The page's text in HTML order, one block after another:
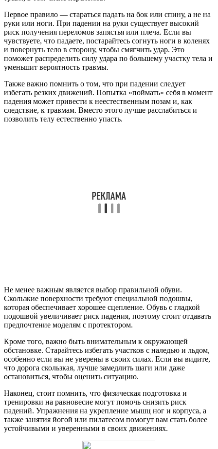
Первое правило — стараться падать на бок или спину, а не на
руки или ноги. При падении на руки существует высокий
риск получения переломов запястья или плеча. Если вы
чувствуете, что падаете, постарайтесь согнуть ноги в коленях
и повернуть тело в сторону, чтобы смягчить удар. Это
поможет распределить силу удара по большему участку тела и
уменьшит вероятность травмы.
Также важно помнить о том, что при падении следует
избегать резких движений. Попытка «поймать» себя в момент
падения может привести к неестественным позам и, как
следствие, к травмам. Вместо этого лучше расслабиться и
позволить телу естественно упасть.
Не менее важным является выбор правильной обуви.
Скользкие поверхности требуют специальной подошвы,
которая обеспечивает хорошее сцепление. Обувь с гладкой
подошвой увеличивает риск падения, поэтому стоит отдавать
предпочтение моделям с протектором.
Кроме того, важно быть внимательным к окружающей
обстановке. Старайтесь избегать участков с наледью и льдом,
особенно если вы не уверены в своих силах. Если вы видите,
что дорога скользкая, лучше замедлить шаги или даже
остановиться, чтобы оценить ситуацию.
Наконец, стоит помнить, что физическая подготовка и
тренировки на равновесие могут помочь снизить риск
падений. Упражнения на укрепление мышц ног и корпуса, а
также занятия йогой или пилатесом помогут вам стать более
устойчивыми и уверенными в своих движениях.